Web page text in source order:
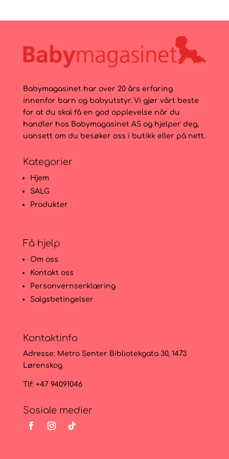
Babymagasinet har over 20 års erfaring
innenfor barn og babyutstyr. Vi gjør vårt beste
for at du skal få en god opplevelse når du
handler hos Babymagasinet AS og hjelper deg,
uansett om du besøker oss i butikk eller på nett.
Kategorier
Hjem
SALG
Produkter
Få hjelp
Om oss
Kontakt oss
Personvernserklæring
Salgsbetingelser
Kontaktinfo
Adresse: Metro Senter Bibliotekgata 30, 1473
Lørenskog
Tlf: +47 94091046
Sosiale medier